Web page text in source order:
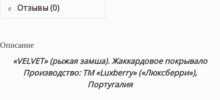
Отзывы (0)
Описание
«VELVET» (рыжая замша). Жаккардовое покрывало
Производство: ТМ «Luxberry» («Люксберри»),
Португалия